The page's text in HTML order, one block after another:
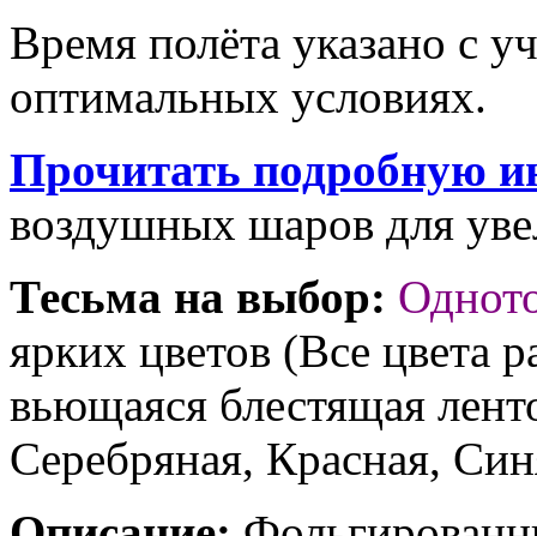
Время полёта указано с
оптимальных условиях.
Прочитать подробную
воздушных шаров для
Тесьма на выбор:
ярких цветов (Все цвета
вьющаяся блестящая
Серебряная, Красная,